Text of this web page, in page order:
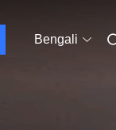
Bengali